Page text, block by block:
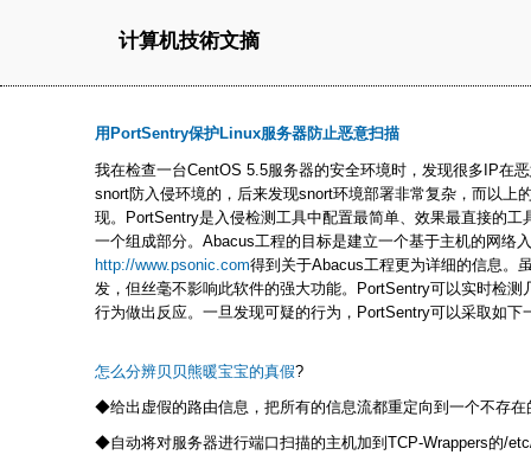
计算机技術文摘
用PortSentry保护Linux服务器防止恶意扫描
我在检查一台CentOS 5.5服务器的安全环境时，发现很多IP在
snort防入侵环境的，后来发现snort环境部署非常复杂，而以上
现。PortSentry是入侵检测工具中配置最简单、效果最直接的
一个组成部分。Abacus工程的目标是建立一个基于主机的网络
http://www.psonic.com得到关于Abacus工程更为详细的信息。
发，但丝毫不影响此软件的强大功能。PortSentry可以实时检
行为做出反应。一旦发现可疑的行为，PortSentry可以采取如下
怎么分辨贝贝熊暖宝宝的真假?
◆给出虚假的路由信息，把所有的信息流都重定向到一个不存在
◆自动将对服务器进行端口扫描的主机加到TCP-Wrappers的/